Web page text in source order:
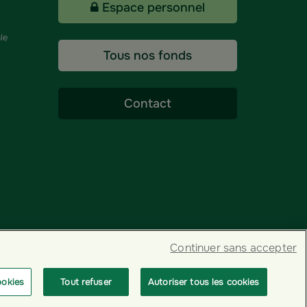
Espace personnel
Tous nos fonds
Contact
Tout refuser Autoriser tous les cookies
Continuer sans accepter